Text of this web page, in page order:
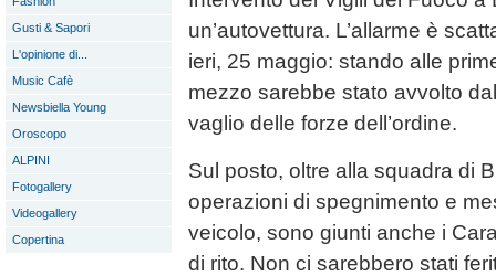
Gusti & Sapori
L'opinione di...
Music Cafè
Newsbiella Young
Oroscopo
ALPINI
Fotogallery
Videogallery
Copertina
un’autovettura. L’allarme è
ieri, 25 maggio: stando alle
mezzo sarebbe stato avvolto
vaglio delle forze dell’ordine.
Sul posto, oltre alla squadra di
operazioni di spegnimento e
veicolo, sono giunti anche i
di rito. Non ci sarebbero stati